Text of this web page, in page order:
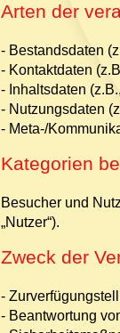
Arten der
- Bestandsdaten
- Kontaktdaten
- Inhaltsdaten
- Nutzungsdaten
- Meta-/
Kategorien
Besucher und
„Nutzer“).
Zweck der
-
- Beantwortung